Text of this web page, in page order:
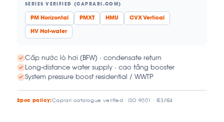
SERIES VERIFIED (CAPRARI.COM)
PM Horizontal PMXT HMU CVX Vertical
HV Hot-water
Cấp nước lò hơi (BFW) · condensate return
Long-distance water supply · cao tầng booster
System pressure boost residential / WWTP
Spec policy:Caprari catalogue verified · ISO 9001 · IE3/IE4